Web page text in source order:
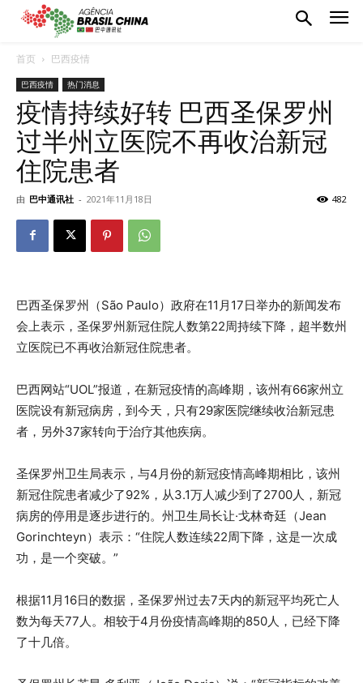
首页 巴西疫情
巴西疫情 热门消息
疫情持续好转 巴西圣保罗州
过半州立医院不再收治新冠
住院患者
由 巴中通讯社 - 2021年11月18日 482
巴西圣保罗州（São Paulo）政府在11月17日举办的新闻发布
会上表示，圣保罗州新冠住院人数第22周持续下降，超半数州
立医院已不再收治新冠住院患者。
巴西网站“UOL”报道，在新冠疫情的高峰期，该州有66家州立
医院设有新冠病房，到今天，只有29家医院继续收治新冠患
者，另外37家转向于治疗其他疾病。
圣保罗州卫生局表示，与4月份的新冠疫情高峰期相比，该州
新冠住院患者减少了92%，从3.1万人减少到了2700人，新冠
病房的停用是逐步进行的。州卫生局长让·戈林奇廷（Jean
Gorinchteyn）表示：“住院人数连续22周下降，这是一次成
功，是一个突破。”
根据11月16日的数据，圣保罗州过去7天内的新冠平均死亡人
数为每天77人。相较于4月份疫情高峰期的850人，已经下降
了十几倍。